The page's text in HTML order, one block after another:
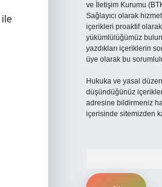
ile
ve İletişim Kurumu
Sağlayıcı olarak
içerikleri proaktif
yükümlülüğümüz
yazdıkları içeriklerin
üye olarak bu
Hukuka ve yasal
düşündüğünüz
adresine bildirmeniz
içerisinde sitemizden